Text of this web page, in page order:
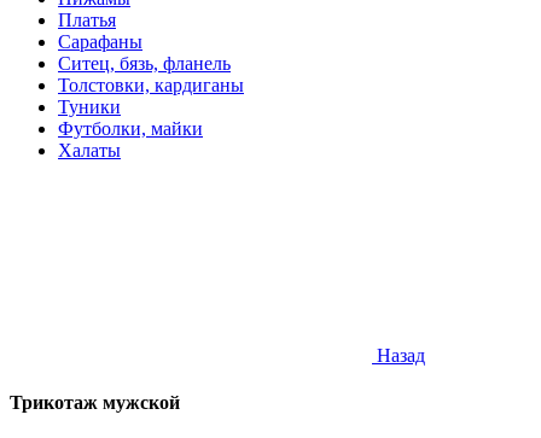
Платья
Сарафаны
Ситец, бязь, фланель
Толстовки, кардиганы
Туники
Футболки, майки
Халаты
Назад
Трикотаж мужской